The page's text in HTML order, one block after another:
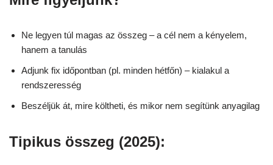
Ne legyen túl magas az összeg – a cél nem a kényelem,
hanem a tanulás
Adjunk fix időpontban (pl. minden hétfőn) – kialakul a
rendszeresség
Beszéljük át, mire költheti, és mikor nem segítünk anyagilag
Tipikus összeg (2025):